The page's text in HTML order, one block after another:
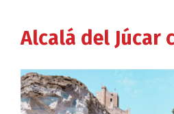
Alcalá del Júcar